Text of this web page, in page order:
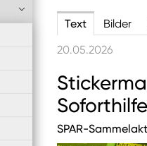
Text Bilder
20.05.2026
SPAR-